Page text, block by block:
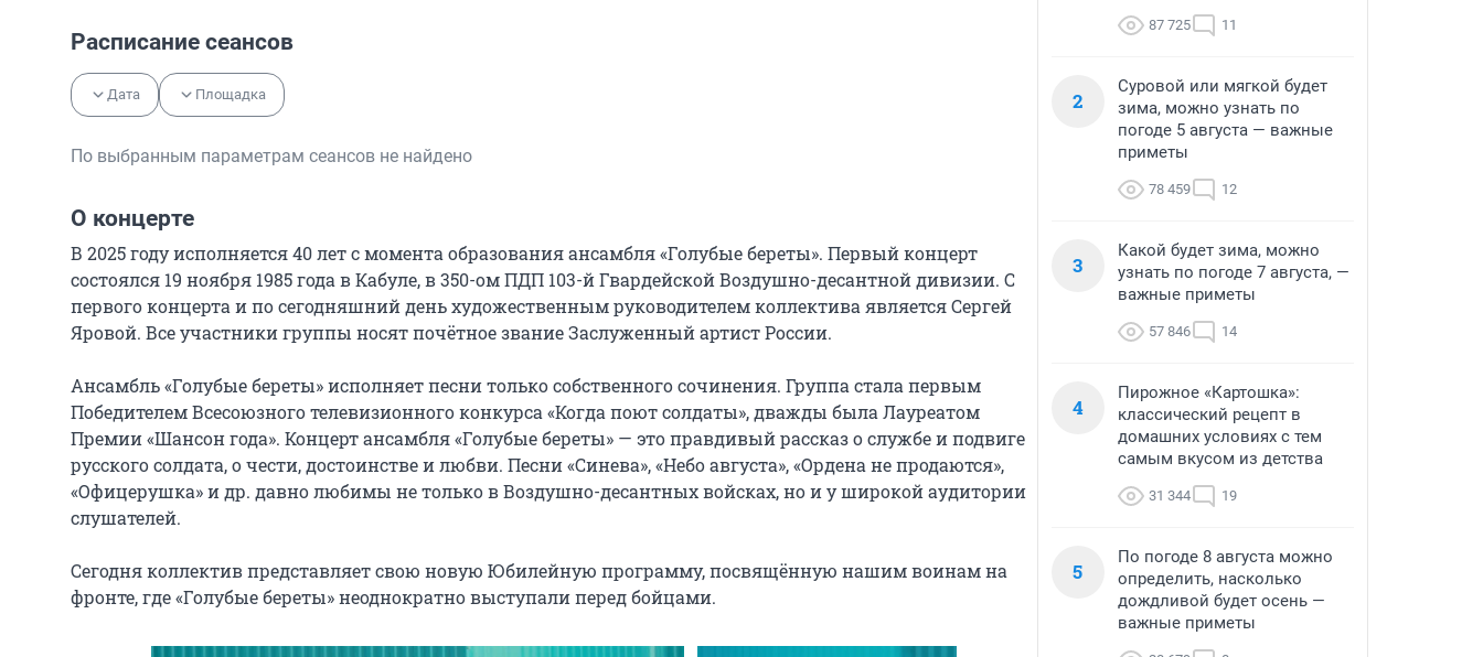
Расписание сеансов
Дата Площадка
По выбранным параметрам сеансов не найдено
О концерте
В 2025 году исполняется 40 лет с момента образования ансамбля «Голубые береты». Первый концерт
состоялся 19 ноября 1985 года в Кабуле, в 350-ом ПДП 103-й Гвардейской Воздушно-десантной дивизии. С
первого концерта и по сегодняшний день художественным руководителем коллектива является Сергей
Яровой. Все участники группы носят почётное звание Заслуженный артист России.
Ансамбль «Голубые береты» исполняет песни только собственного сочинения. Группа стала первым
Победителем Всесоюзного телевизионного конкурса «Когда поют солдаты», дважды была Лауреатом
Премии «Шансон года». Концерт ансамбля «Голубые береты» — это правдивый рассказ о службе и подвиге
русского солдата, о чести, достоинстве и любви. Песни «Синева», «Небо августа», «Ордена не продаются»,
«Офицерушка» и др. давно любимы не только в Воздушно-десантных войсках, но и у широкой аудитории
слушателей.
Сегодня коллектив представляет свою новую Юбилейную программу, посвящённую нашим воинам на
фронте, где «Голубые береты» неоднократно выступали перед бойцами.
87 725 11
2
Суровой или мягкой будет
зима, можно узнать по
погоде 5 августа — важные
приметы
78 459 12
3
Какой будет зима, можно
узнать по погоде 7 августа, —
важные приметы
57 846 14
4
Пирожное «Картошка»:
классический рецепт в
домашних условиях с тем
самым вкусом из детства
31 344 19
5
По погоде 8 августа можно
определить, насколько
дождливой будет осень —
важные приметы